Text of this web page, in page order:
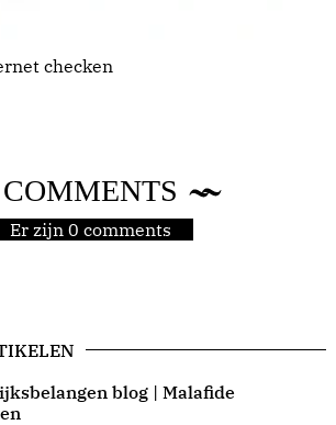
checken
COMMENTS
Er zijn 0 comments
blog | Malafide